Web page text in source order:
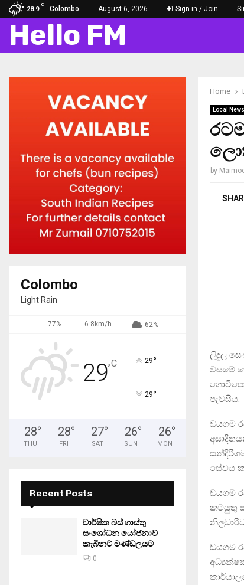
28.9
C
Colombo August 6, 2026 Sign in / Join
Hello FM
Home
Local News
by
ලිදුල
වසමේ
පැවසිය.
ඩයගම
සේවය
ඩයගම
කටයුතු
ඩයගම
Colombo
Light Rain
77% 6.8km/h 62%
29°C 29°
29°
28°
THU
28°
FRI
27°
SAT
26°
SUN
26°
MON
Recent Posts
වාර්ෂික බස් ගාස්තු
සංශෝධන යෝජනාව
කැබිනට් මණ්ඩලයට
0